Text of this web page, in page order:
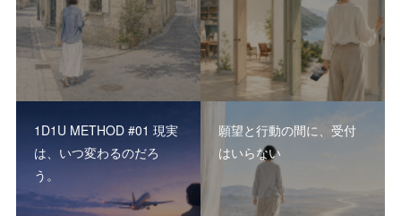
1D1U METHOD #01 現実
は、いつ変わるのだろ
う。
願望と行動の間に、受付
はいらない